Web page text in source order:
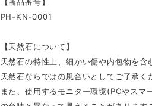
【商品番号】
PH-KN-0001
【天然石について】
天然石の特性上、細かい傷や内包物を含
天然石ならではの風合いとしてご了承く
また、使用するモニター環境(PCやスマ